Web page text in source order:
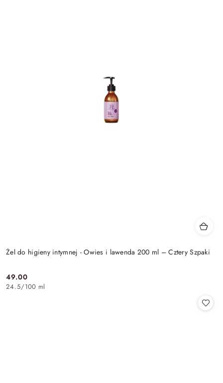
Żel do higieny intymnej - Owies i lawenda 200 ml – Cztery Szpaki
Cena:
49.00
24.5/100 ml